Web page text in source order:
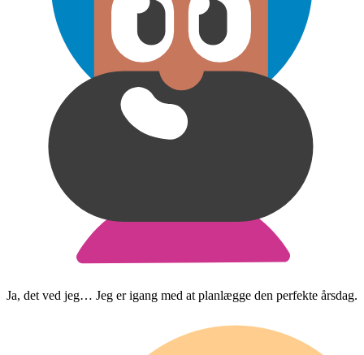
Ja, det ved jeg… Jeg er igang med at planlægge den perfekte årsdag.